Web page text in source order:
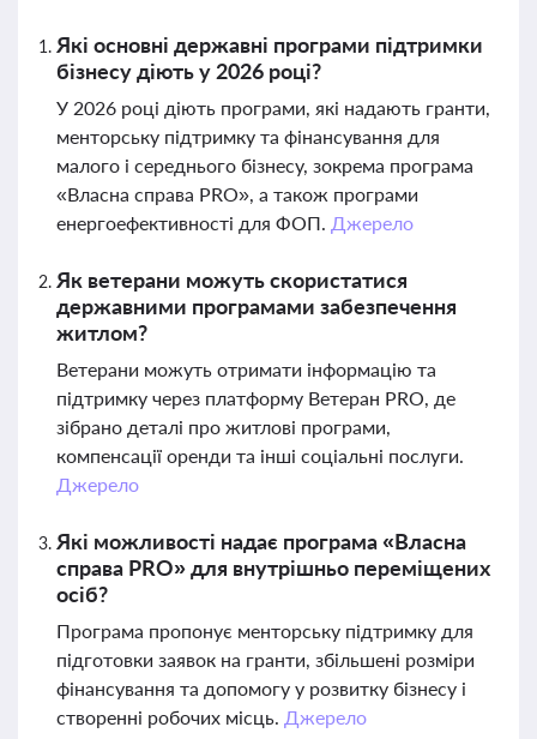
Які основні державні програми підтримки
бізнесу діють у 2026 році?
У 2026 році діють програми, які надають гранти,
менторську підтримку та фінансування для
малого і середнього бізнесу, зокрема програма
«Власна справа PRO», а також програми
енергоефективності для ФОП. Джерело
Як ветерани можуть скористатися
державними програмами забезпечення
житлом?
Ветерани можуть отримати інформацію та
підтримку через платформу Ветеран PRO, де
зібрано деталі про житлові програми,
компенсації оренди та інші соціальні послуги.
Джерело
Які можливості надає програма «Власна
справа PRO» для внутрішньо переміщених
осіб?
Програма пропонує менторську підтримку для
підготовки заявок на гранти, збільшені розміри
фінансування та допомогу у розвитку бізнесу і
створенні робочих місць. Джерело